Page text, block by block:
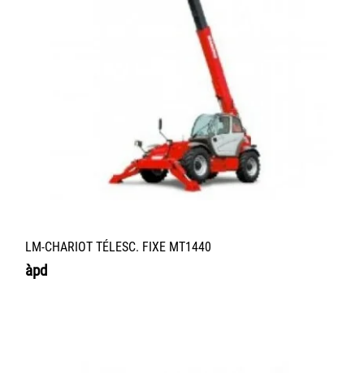
LM-CHARIOT TÉLESC. FIXE MT1440
àpd